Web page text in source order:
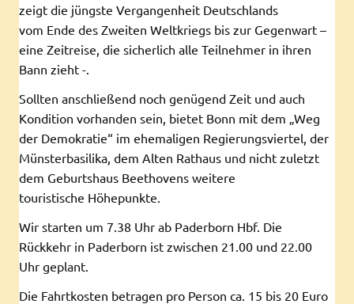
zeigt die jüngste Vergangenheit Deutschlands
vom Ende des Zweiten Weltkriegs bis zur Gegenwart –
eine Zeitreise, die sicherlich alle Teilnehmer in ihren
Bann zieht -.
Sollten anschließend noch genügend Zeit und auch
Kondition vorhanden sein, bietet Bonn mit dem „Weg
der Demokratie“ im ehemaligen Regierungsviertel, der
Münsterbasilika, dem Alten Rathaus und nicht zuletzt
dem Geburtshaus Beethovens weitere
touristische Höhepunkte.
Wir starten um 7.38 Uhr ab Paderborn Hbf. Die
Rückkehr in Paderborn ist zwischen 21.00 und 22.00
Uhr geplant.
Die Fahrtkosten betragen pro Person ca. 15 bis 20 Euro